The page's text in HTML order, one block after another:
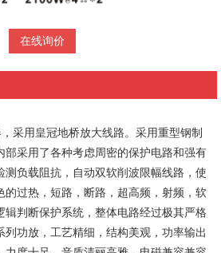
在线询价
采用皇冠地桥放大线路。采用重型钢制
部采用了各种考虑周密的保护电路和强有
测负载阻抗，自动双软削波限幅线路，使
的过热，短路，断路，超高频，射频，软
辑判断保护系统，整体电路经过极其严格
列功放，工艺精细，结构美观，功率输出